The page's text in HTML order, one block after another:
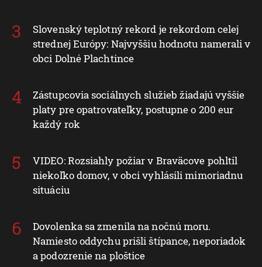
Slovenský teplotný rekord je rekordom celej
strednej Európy: Najvyššiu hodnotu namerali v
obci Dolné Plachtince
Zástupcovia sociálnych služieb žiadajú vyššie
platy pre opatrovateľky, postupne o 200 eur
každý rok
VIDEO: Rozsiahly požiar v Braväcove pohltil
niekoľko domov, v obci vyhlásili mimoriadnu
situáciu
Dovolenka sa zmenila na nočnú moru.
Namiesto oddychu prišli štípance, neporiadok
a podozrenie na ploštice